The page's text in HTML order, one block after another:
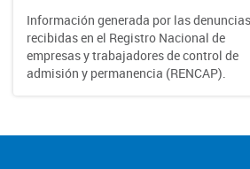
Información generada por las denuncias
recibidas en el Registro Nacional de
empresas y trabajadores de control de
admisión y permanencia (RENCAP).